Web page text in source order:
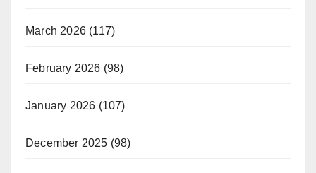
March 2026 (117)
February 2026 (98)
January 2026 (107)
December 2025 (98)